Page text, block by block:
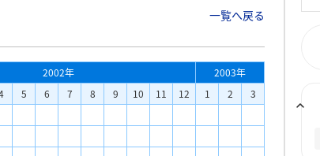
一覧へ戻る
2002年
2003年
5 6 7 8 9 10 11 12 1 2
3